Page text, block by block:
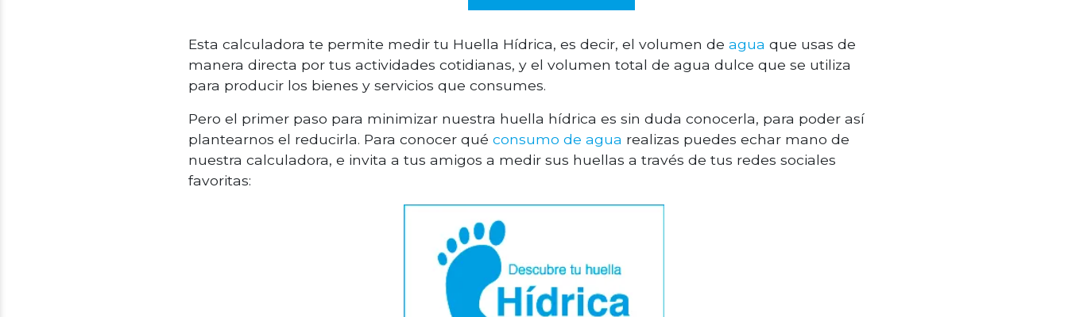
Esta calculadora te permite medir tu Huella Hídrica, es decir, el volumen de agua que usas de
manera directa por tus actividades cotidianas, y el volumen total de agua dulce que se utiliza
para producir los bienes y servicios que consumes.
Pero el primer paso para minimizar nuestra huella hídrica es sin duda conocerla, para poder así
plantearnos el reducirla. Para conocer qué consumo de agua realizas puedes echar mano de
nuestra calculadora, e invita a tus amigos a medir sus huellas a través de tus redes sociales
favoritas: